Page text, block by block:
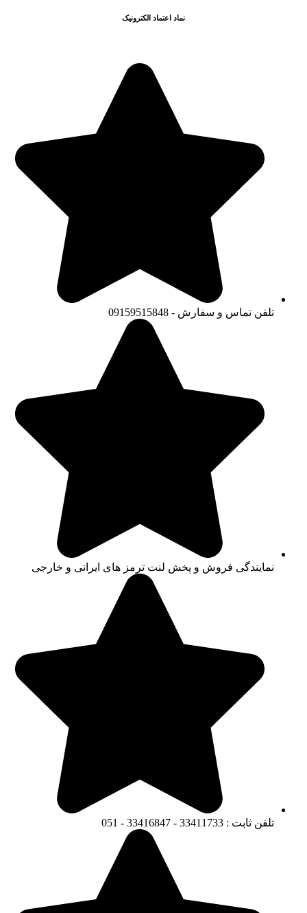
نماد اعتماد الکترونیک
تلفن تماس و سفارش - 09159515848
نمایندگی فروش و پخش لنت ترمز های ایرانی و خارجی
تلفن ثابت : 33411733 - 33416847 - 051